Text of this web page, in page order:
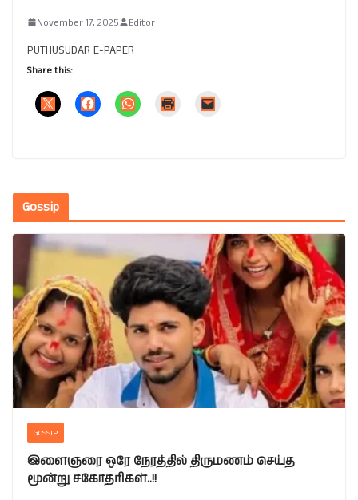
November 17, 2025 Editor
PUTHUSUDAR E-PAPER
Share this:
Gossip
GOSSIP
இளைஞரை ஒரே நேரத்தில் திருமணம் செய்த
மூன்று சகோதரிகள்..!!